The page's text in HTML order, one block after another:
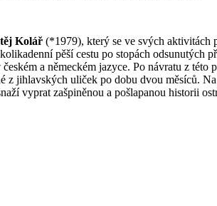
Kolář (*1979), který se ve svých aktivitách
pěší cestu po stopách
a německém jazyce. Po návratu z
jihlavských uliček po dobu dvou měsíců.
vyprat zašpiněnou a pošlapanou historii